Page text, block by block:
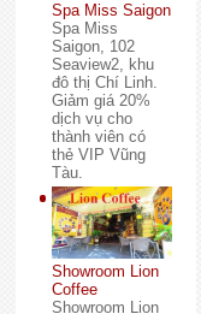
Spa Miss Saigon
Spa Miss
Saigon, 102
Seaview2, khu
đô thị Chí Linh.
Giảm giá 20%
dịch vụ cho
thành viên có
thẻ VIP Vũng
Tàu.
Showroom Lion
Coffee
Showroom Lion